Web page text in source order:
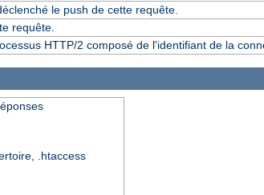
le push de cette requête.
requête.
HTTP/2 composé de l'identifiant de la
.htaccess